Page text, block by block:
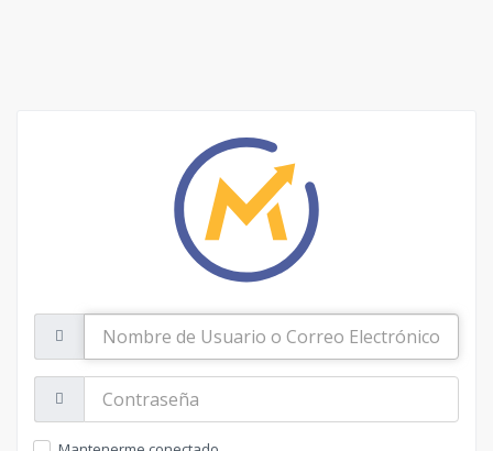
Usuario
o
Correo
Electrónico